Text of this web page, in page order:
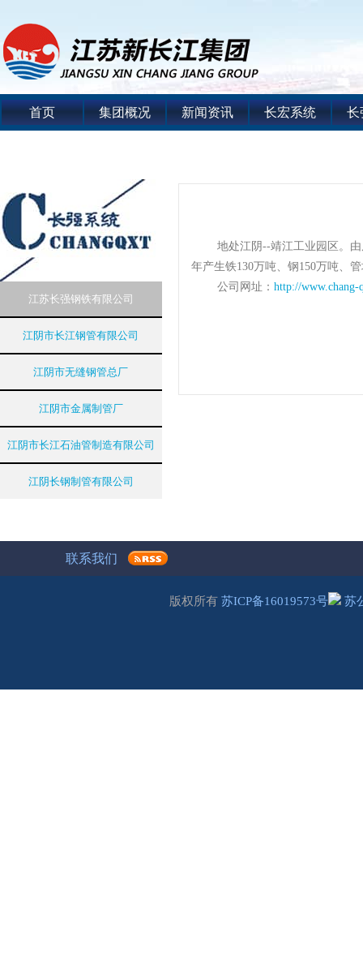
首页 集团概况 新闻资讯 长宏系统 长
江苏长强钢铁有限公司
江阴市长江钢管有限公司
江阴市无缝钢管总厂
江阴市金属制管厂
江阴市长江石油管制造有限公司
江阴长钢制管有限公司
地处江阴--靖江工业园区。
年产生铁130万吨、钢150万吨、
公司网址： http://www.chang-
联系我们
版权所有 苏ICP备16019573号 苏